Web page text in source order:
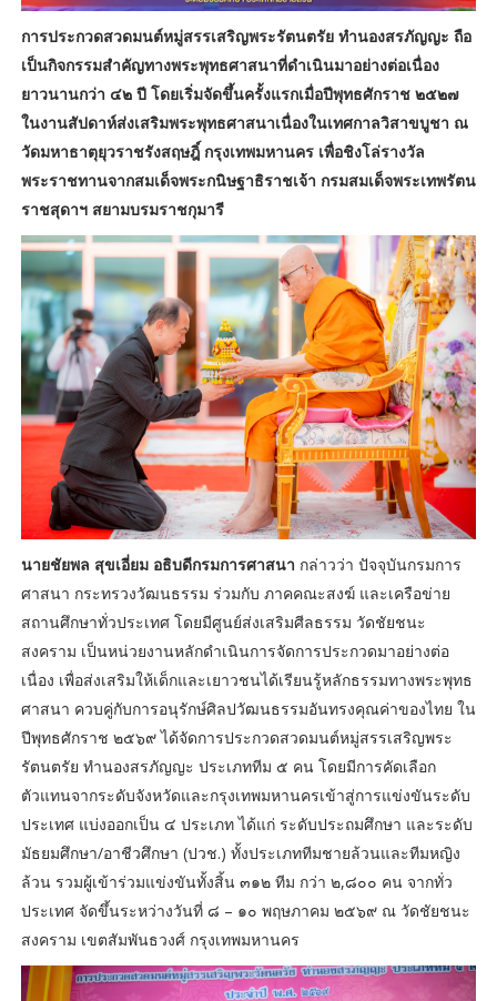
การประกวดสวดมนต์หมู่สรรเสริญพระรัตนตรัย ทำนองสรภัญญะ ถือ
เป็นกิจกรรมสำคัญทางพระพุทธศาสนาที่ดำเนินมาอย่างต่อเนื่อง
ยาวนานกว่า ๔๒ ปี โดยเริ่มจัดขึ้นครั้งแรกเมื่อปีพุทธศักราช ๒๕๒๗
ในงานสัปดาห์ส่งเสริมพระพุทธศาสนาเนื่องในเทศกาลวิสาขบูชา ณ
วัดมหาธาตุยุวราชรังสฤษฎิ์ กรุงเทพมหานคร เพื่อชิงโล่รางวัล
พระราชทานจากสมเด็จพระกนิษฐาธิราชเจ้า กรมสมเด็จพระเทพรัตน
ราชสุดาฯ สยามบรมราชกุมารี
นายชัยพล สุขเอี่ยม อธิบดีกรมการศาสนา กล่าวว่า ปัจจุบันกรมการ
ศาสนา กระทรวงวัฒนธรรม ร่วมกับ ภาคคณะสงฆ์ และเครือข่าย
สถานศึกษาทั่วประเทศ โดยมีศูนย์ส่งเสริมศีลธรรม วัดชัยชนะ
สงคราม เป็นหน่วยงานหลักดำเนินการจัดการประกวดมาอย่างต่อ
เนื่อง เพื่อส่งเสริมให้เด็กและเยาวชนได้เรียนรู้หลักธรรมทางพระพุทธ
ศาสนา ควบคู่กับการอนุรักษ์ศิลปวัฒนธรรมอันทรงคุณค่าของไทย ใน
ปีพุทธศักราช ๒๕๖๙ ได้จัดการประกวดสวดมนต์หมู่สรรเสริญพระ
รัตนตรัย ทำนองสรภัญญะ ประเภททีม ๕ คน โดยมีการคัดเลือก
ตัวแทนจากระดับจังหวัดและกรุงเทพมหานครเข้าสู่การแข่งขันระดับ
ประเทศ แบ่งออกเป็น ๔ ประเภท ได้แก่ ระดับประถมศึกษา และระดับ
มัธยมศึกษา/อาชีวศึกษา (ปวช.) ทั้งประเภททีมชายล้วนและทีมหญิง
ล้วน รวมผู้เข้าร่วมแข่งขันทั้งสิ้น ๓๑๒ ทีม กว่า ๒,๘๐๐ คน จากทั่ว
ประเทศ จัดขึ้นระหว่างวันที่ ๘ – ๑๐ พฤษภาคม ๒๕๖๙ ณ วัดชัยชนะ
สงคราม เขตสัมพันธวงศ์ กรุงเทพมหานคร